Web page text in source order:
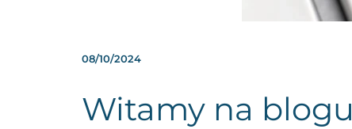
08/10/2024
Witamy na blogu